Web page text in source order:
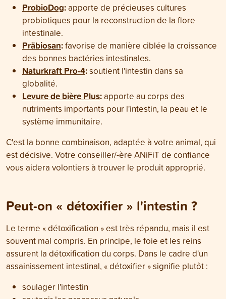
ProbioDog: apporte de précieuses cultures
probiotiques pour la reconstruction de la flore
intestinale.
Präbiosan:favorise de manière ciblée la croissance
des bonnes bactéries intestinales.
Naturkraft Pro-4:soutient l'intestin dans sa
globalité.
Levure de bière Plus: apporte au corps des
nutriments importants pour l'intestin, la peau et le
système immunitaire.
C'est la bonne combinaison, adaptée à votre animal, qui
est décisive. Votre conseiller/-ère ANiFiT de confiance
vous aidera volontiers à trouver le produit approprié.
Peut-on « détoxifier » l'intestin ?
Le terme « détoxification » est très répandu, mais il est
souvent mal compris. En principe, le foie et les reins
assurent la détoxification du corps. Dans le cadre d'un
assainissement intestinal, « détoxifier » signifie plutôt :
soulager l'intestin